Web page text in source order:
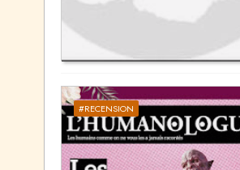
#RECENSION